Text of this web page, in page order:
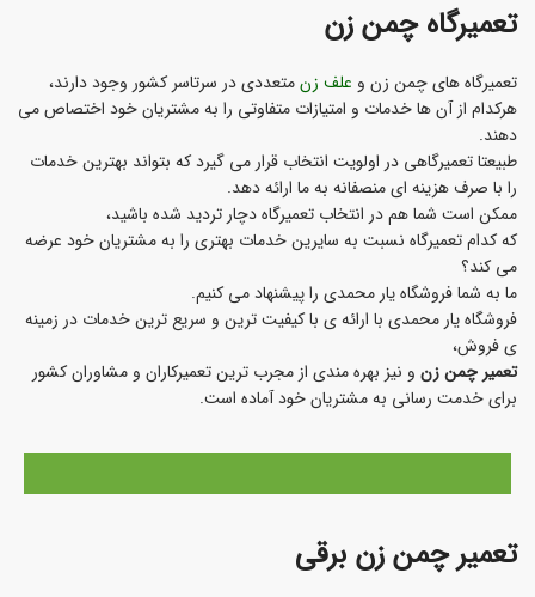
تعمیرگاه چمن زن
تعمیرگاه های چمن زن و علف زنمتعددی در سرتاسر کشور وجود دارند،
هرکدام از آن ها خدمات و امتیازات متفاوتی را به مشتریان خود اختصاص می
دهند.
طبیعتا تعمیرگاهی در اولویت انتخاب قرار می گیرد که بتواند بهترین خدمات
را با صرف هزینه ای منصفانه به ما ارائه دهد.
ممکن است شما هم در انتخاب تعمیرگاه دچار تردید شده باشید،
که کدام تعمیرگاه نسبت به سایرین خدمات بهتری را به مشتریان خود عرضه
می کند؟
ما به شما فروشگاه یار محمدی را پیشنهاد می کنیم.
فروشگاه یار محمدی با ارائه ی با کیفیت ترین و سریع ترین خدمات در زمینه
ی فروش،
تعمیر چمن زن و نیز بهره مندی از مجرب ترین تعمیرکاران و مشاوران کشور
برای خدمت رسانی به مشتریان خود آماده است.
تعمیر چمن زن برقی